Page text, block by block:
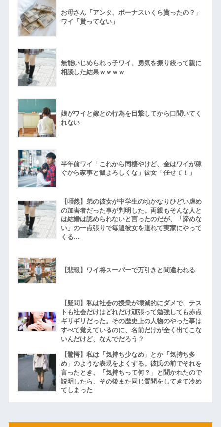
お母さん「アンタ、ボーナスいくら貰ったの？」
ワイ「貰ってない」
無能いじめられっ子ワイ、勇気を振り絞って親に
相談した結果ｗｗｗｗ
娘がワイと嫁との行為を目撃してから口聞いてく
れない
半年前ワイ「これから同棲やけど、金はワイが稼
ぐから家事と飯よろしくな」彼女「任せて！」
【唖然】弟の彼女が中学生の頃かなりひどい虐め
の加害者だった事が判明した。両親もそんな人と
は結婚は認められないと言ったのだが、「諦めな
い」の一点張りで毎週彼女を連れて実家にやって
くる…
【悲報】ワイ将スーパーで万引きと間違われる
【疑問】私は社会の授業が壊滅的にダメで、テス
トも社会だけはどれだけ頑張って勉強しても赤点
ギリギリだった。その歴史上の人物のやった事は
すべて覚えているのに、名前だけが全く出てこな
いんだけど、なんでだろう？
【驚愕】私は「気持ち少なめ」とか「気持ち多
め」のような表現をよくする。彼氏の前でそれを
言ったとき、「気持ちって何？」と聞かれたので
説明したら、その後また同じ質問をしてきて冷め
てしまった